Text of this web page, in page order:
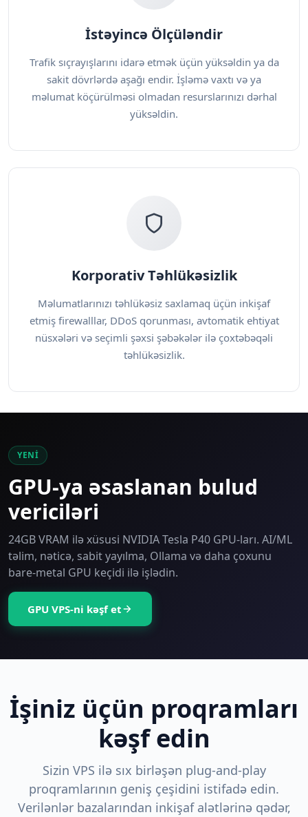
İstəyincə Ölçüləndir
Trafik sıçrayışlarını idarə etmək üçün yüksəldin ya da
sakit dövrlərdə aşağı endir. İşləmə vaxtı və ya
məlumat köçürülməsi olmadan resurslarınızı dərhal
yüksəldin.
Korporativ Təhlükəsizlik
Məlumatlarınızı təhlükəsiz saxlamaq üçün inkişaf
etmiş firewalllar, DDoS qorunması, avtomatik ehtiyat
nüsxələri və seçimli şəxsi şəbəkələr ilə çoxtəbəqəli
təhlükəsizlik.
YENI
GPU-ya əsaslanan bulud
vericiləri
24GB VRAM ilə xüsusi NVIDIA Tesla P40 GPU-ları. AI/ML
təlim, nəticə, sabit yayılma, Ollama və daha çoxunu
bare-metal GPU keçidi ilə işlədin.
GPU VPS-ni kəşf et
İşiniz üçün proqramları
kəşf edin
Sizin VPS ilə sıx birləşən plug-and-play
proqramlarının geniş çeşidini istifadə edin.
Verilənlər bazalarından inkişaf alətlərinə qədər,